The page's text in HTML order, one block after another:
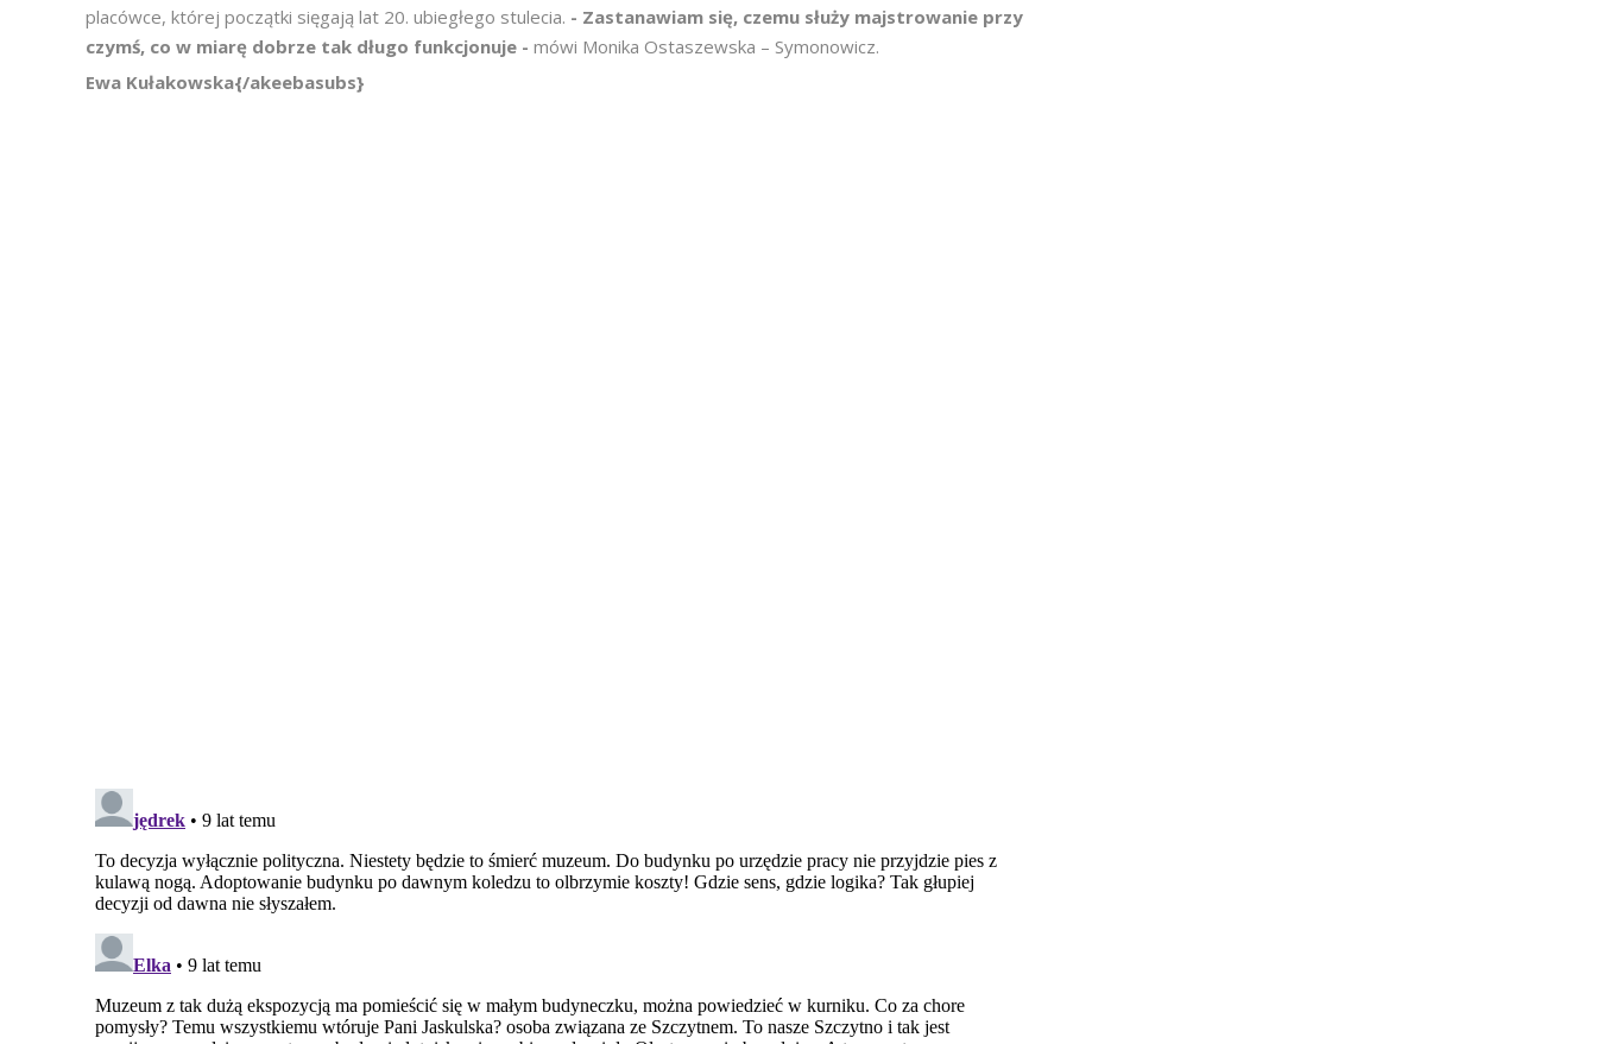
placówce, której początki sięgają lat 20. ubiegłego stulecia. - Zastanawiam się, czemu służy majstrowanie przy
czymś, co w miarę dobrze tak długo funkcjonuje - mówi Monika Ostaszewska – Symonowicz.
Ewa Kułakowska{/akeebasubs}